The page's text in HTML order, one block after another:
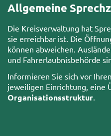
Allgemeine
Die Kreisverwaltung hat
sie erreichbar ist. Die
können abweichen.
und Fahrerlaubnisbehörde
Informieren Sie sich vor
jeweiligen Einrichtung, eine
Organisationsstruktur.